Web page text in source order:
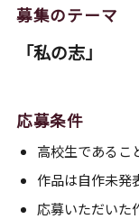
募集のテーマ
「私の志」
応募条件
高校生であるこ
作品は自作未発
応募いただいた